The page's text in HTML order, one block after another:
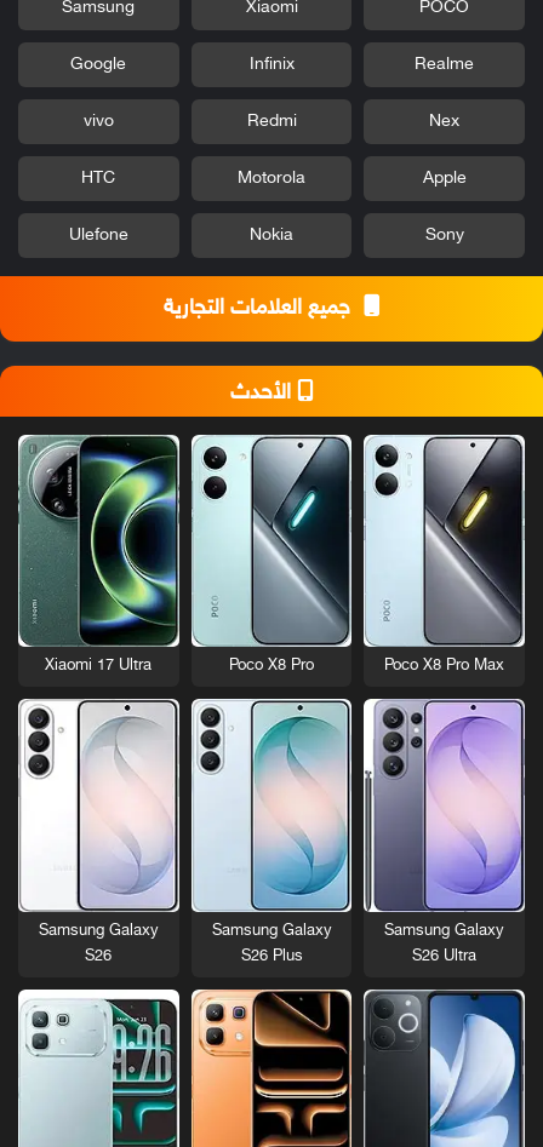
POCO
Xiaomi
Samsung
Realme
Infinix
Google
Nex
Redmi
vivo
Apple
Motorola
HTC
Sony
Nokia
Ulefone
جميع العلامات التجارية
الأحدث
Poco X8 Pro Max
Poco X8 Pro
Xiaomi 17 Ultra
Samsung Galaxy
S26 Ultra
Samsung Galaxy
S26 Plus
Samsung Galaxy
S26